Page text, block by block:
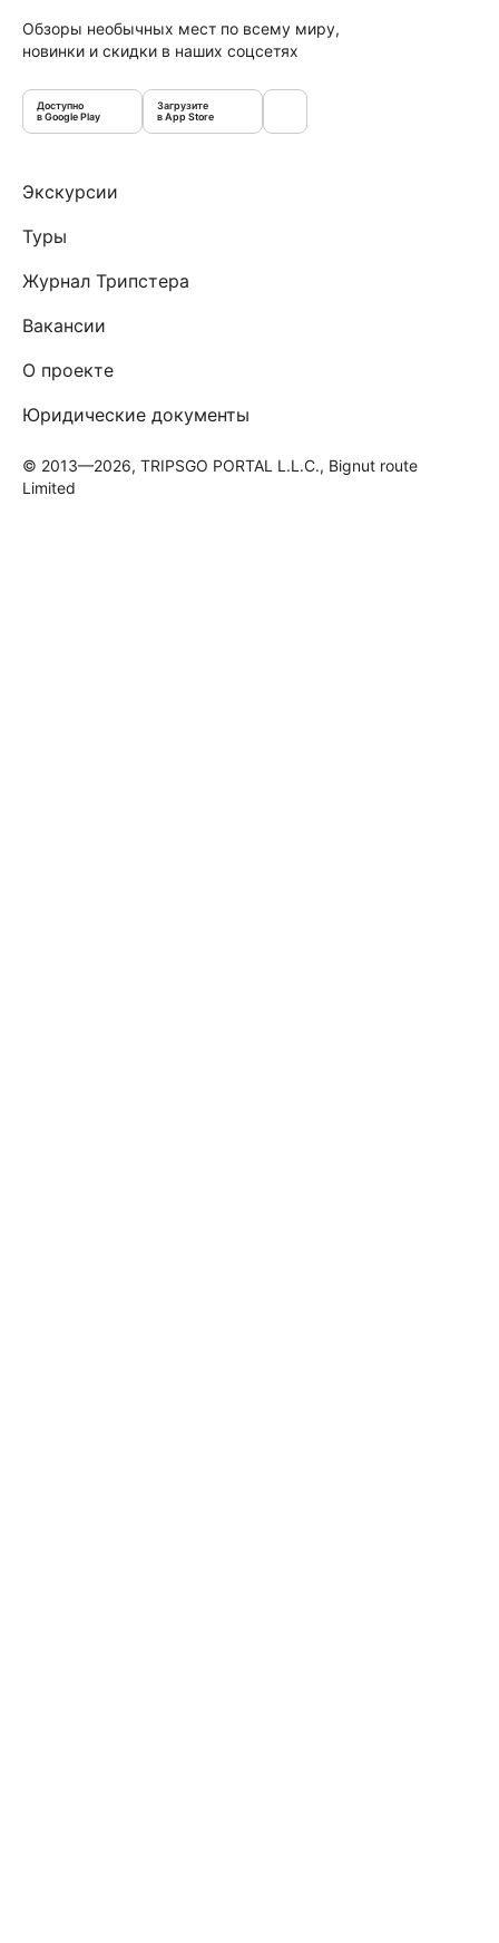
Обзоры необычных мест по всему миру,
новинки и скидки в наших соцсетях
Доступно
в Google Play
Загрузите
в App Store
Экскурсии
Туры
Журнал Трипстера
Вакансии
О проекте
Юридические документы
© 2013—2026, TRIPSGO PORTAL L.L.C., Bignut route
Limited